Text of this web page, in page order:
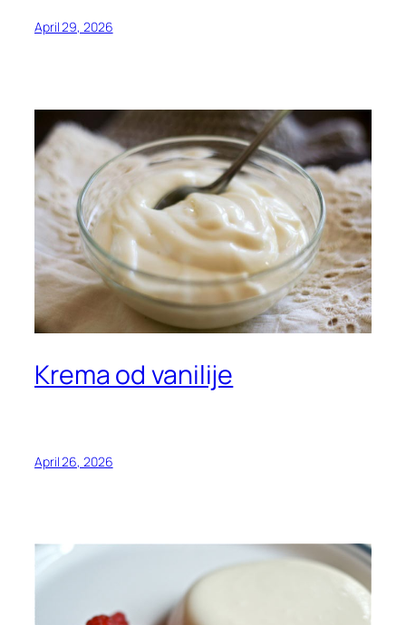
April 29, 2026
Krema od vanilije
April 26, 2026